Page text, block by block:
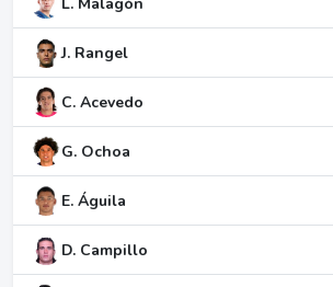
J. Rangel
C. Acevedo
G. Ochoa
E. Águila
D. Campillo